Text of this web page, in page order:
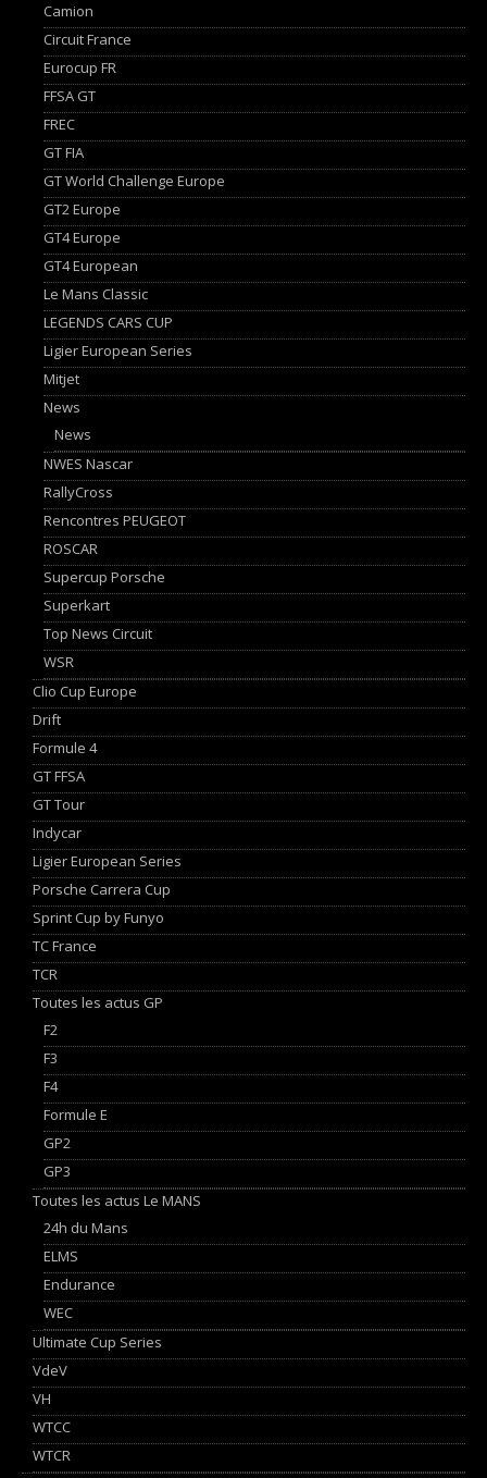
Camion
Circuit France
Eurocup FR
FFSA GT
FREC
GT FIA
GT World Challenge Europe
GT2 Europe
GT4 Europe
GT4 European
Le Mans Classic
LEGENDS CARS CUP
Ligier European Series
Mitjet
News
News
NWES Nascar
RallyCross
Rencontres PEUGEOT
ROSCAR
Supercup Porsche
Superkart
Top News Circuit
WSR
Clio Cup Europe
Drift
Formule 4
GT FFSA
GT Tour
Indycar
Ligier European Series
Porsche Carrera Cup
Sprint Cup by Funyo
TC France
TCR
Toutes les actus GP
F2
F3
F4
Formule E
GP2
GP3
Toutes les actus Le MANS
24h du Mans
ELMS
Endurance
WEC
Ultimate Cup Series
VdeV
VH
WTCC
WTCR